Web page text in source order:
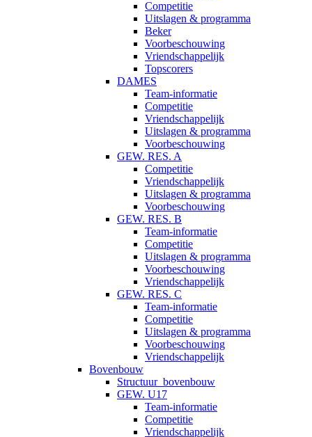
Competitie
Uitslagen & programma
Beker
Voorbeschouwing
Vriendschappelijk
Topscorers
DAMES
Team-informatie
Competitie
Vriendschappelijk
Uitslagen & programma
Voorbeschouwing
GEW. RES. A
Competitie
Vriendschappelijk
Uitslagen & programma
Voorbeschouwing
GEW. RES. B
Team-informatie
Competitie
Uitslagen & programma
Voorbeschouwing
Vriendschappelijk
GEW. RES. C
Team-informatie
Competitie
Uitslagen & programma
Voorbeschouwing
Vriendschappelijk
Bovenbouw
Structuur_bovenbouw
GEW. U17
Team-informatie
Competitie
Vriendschappelijk